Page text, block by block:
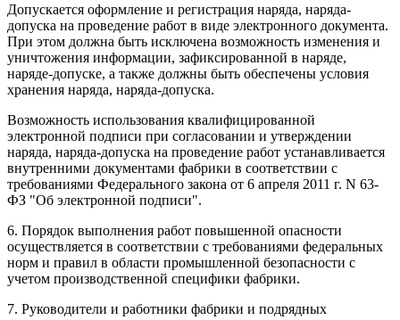
Допускается оформление и регистрация наряда, наряда-
допуска на проведение работ в виде электронного документа.
При этом должна быть исключена возможность изменения и
уничтожения информации, зафиксированной в наряде,
наряде-допуске, а также должны быть обеспечены условия
хранения наряда, наряда-допуска.
Возможность использования квалифицированной
электронной подписи при согласовании и утверждении
наряда, наряда-допуска на проведение работ устанавливается
внутренними документами фабрики в соответствии с
требованиями Федерального закона от 6 апреля 2011 г. N 63-
ФЗ "Об электронной подписи".
6. Порядок выполнения работ повышенной опасности
осуществляется в соответствии с требованиями федеральных
норм и правил в области промышленной безопасности с
учетом производственной специфики фабрики.
7. Руководители и работники фабрики и подрядных